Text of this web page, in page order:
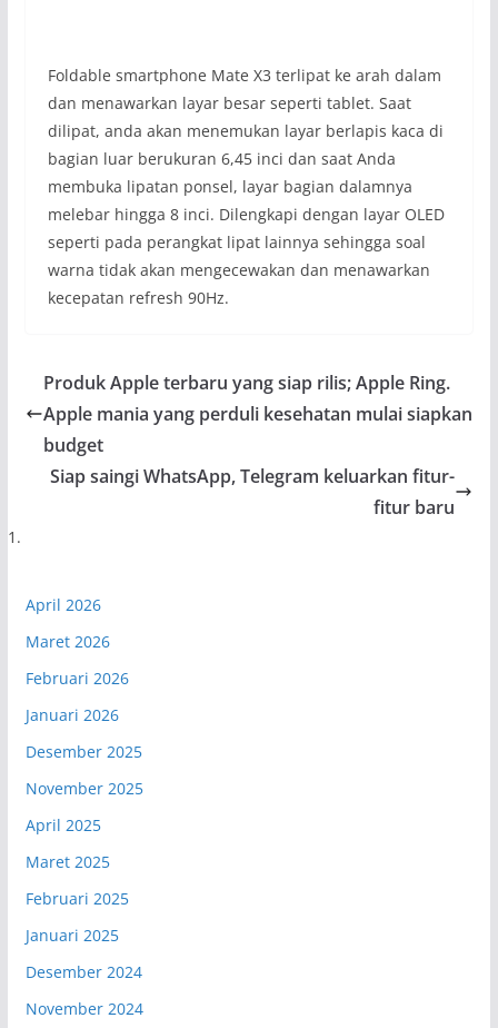
Foldable smartphone Mate X3 terlipat ke arah dalam
dan menawarkan layar besar seperti tablet. Saat
dilipat, anda akan menemukan layar berlapis kaca di
bagian luar berukuran 6,45 inci dan saat Anda
membuka lipatan ponsel, layar bagian dalamnya
melebar hingga 8 inci. Dilengkapi dengan layar OLED
seperti pada perangkat lipat lainnya sehingga soal
warna tidak akan mengecewakan dan menawarkan
kecepatan refresh 90Hz.
Produk Apple terbaru yang siap rilis; Apple Ring.
Apple mania yang perduli kesehatan mulai siapkan
budget
Siap saingi WhatsApp, Telegram keluarkan fitur-
fitur baru
April 2026
Maret 2026
Februari 2026
Januari 2026
Desember 2025
November 2025
April 2025
Maret 2025
Februari 2025
Januari 2025
Desember 2024
November 2024